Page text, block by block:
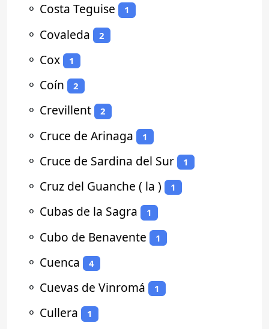
⚬ Costa Teguise 1
⚬ Covaleda 2
⚬ Cox 1
⚬ Coín 2
⚬ Crevillent 2
⚬ Cruce de Arinaga 1
⚬ Cruce de Sardina del Sur 1
⚬ Cruz del Guanche ( la ) 1
⚬ Cubas de la Sagra 1
⚬ Cubo de Benavente 1
⚬ Cuenca 4
⚬ Cuevas de Vinromá 1
⚬ Cullera 1